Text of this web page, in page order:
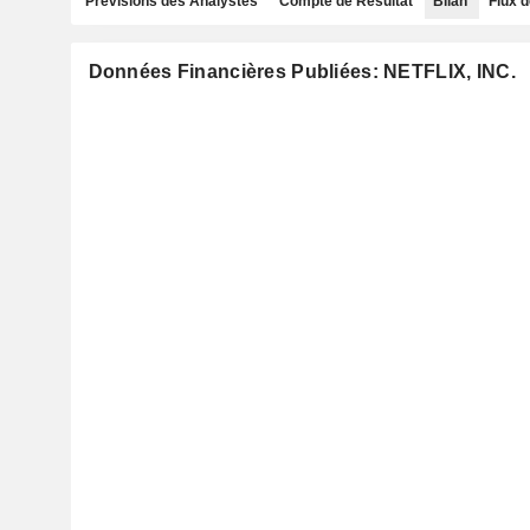
Données Financières Publiées: NETFLIX, INC.